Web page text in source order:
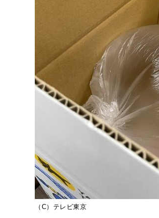
そのお土産となった”空気”を目にするこ
ン・JR中央線快速の中づり広告と、JR池
詳細は以下記事に記載していますが、特
う)・たびのひ」として、和菓子風にパッ
なお23日夜の時点でJR池袋駅構内へ婦人
布は終了！ 24日午前に行われた追加のタ